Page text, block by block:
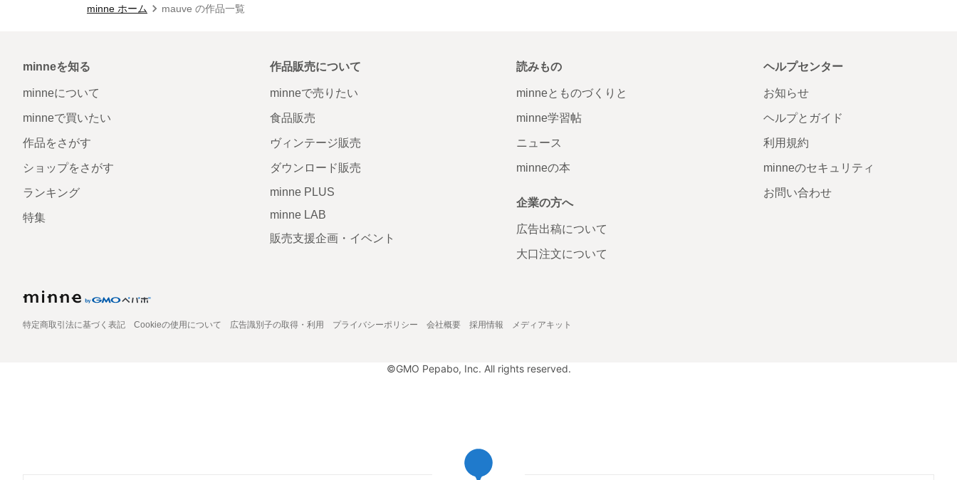
minne ホーム mauve の作品一覧
minneを知る
minneについて
minneで買いたい
作品をさがす
ショップをさがす
ランキング
特集
作品販売について
minneで売りたい
食品販売
ヴィンテージ販売
ダウンロード販売
minne PLUS
minne LAB
販売支援企画・イベント
読みもの
minneとものづくりと
minne学習帖
ニュース
minneの本
企業の方へ
広告出稿について
大口注文について
ヘルプセンター
お知らせ
ヘルプとガイド
利用規約
minneのセキュリティ
お問い合わせ
特定商取引法に基づく表記 Cookieの使用について 広告識別子の取得・利用 プライバシーポリシー 会社概要 採用情報 メディアキット
©GMO Pepabo, Inc. All rights reserved.